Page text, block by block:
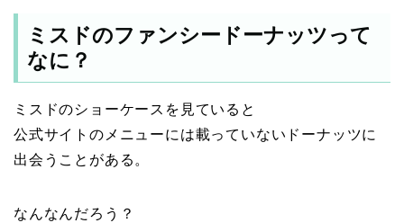
ミスドのファンシードーナッツって
なに？
ミスドのショーケースを見ていると
公式サイトのメニューには載っていないドーナッツに
出会うことがある。
なんなんだろう？